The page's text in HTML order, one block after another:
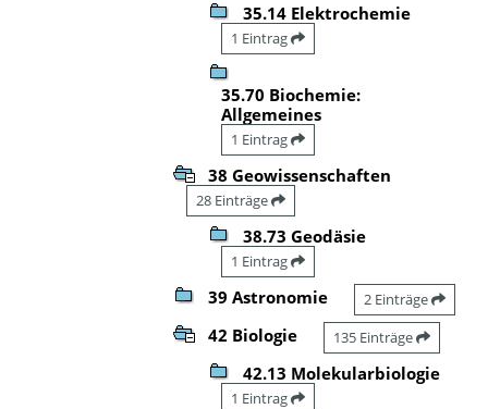
35.14 Elektrochemie
1 Eintrag
35.70 Biochemie:
Allgemeines
1 Eintrag
38 Geowissenschaften
28 Einträge
38.73 Geodäsie
1 Eintrag
39 Astronomie 2 Einträge
42 Biologie 135 Einträge
42.13 Molekularbiologie
1 Eintrag